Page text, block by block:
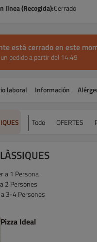
línea (Recogida):Cerrado
está cerrado en este
pedido a partir del 14:49
laboral Información
Todo OFERTES
a 1 Persona
2 Persones
3-4 Persones
Pizza Ideal